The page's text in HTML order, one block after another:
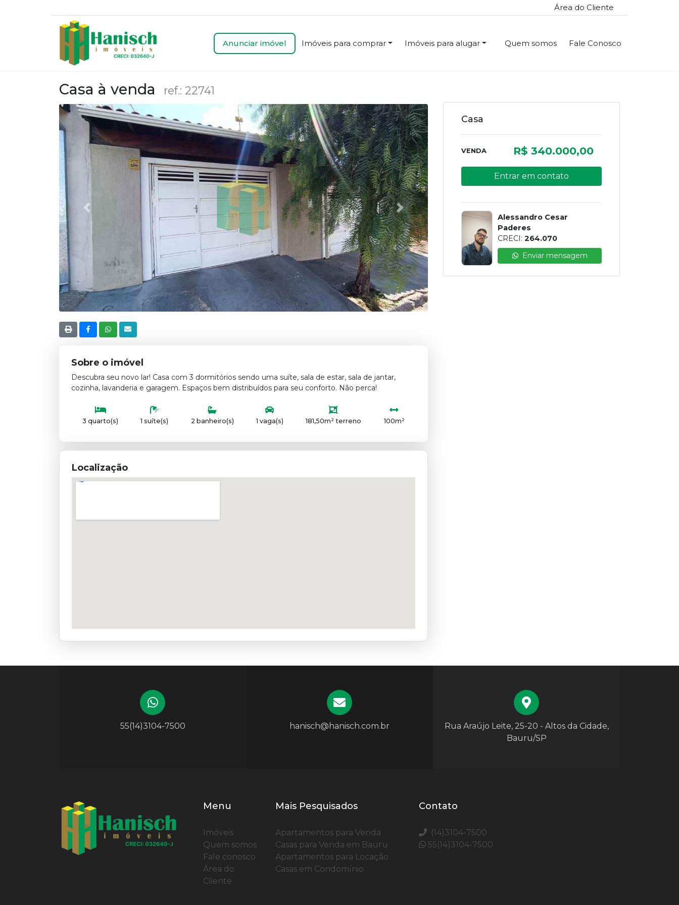
Área do Cliente
Anunciar imóvel Imóveis para comprar Imóveis para alugar Quem somos Fale Conosco
Casa à venda ref.: 22741
Anterior Próximo
Sobre o imóvel
Descubra seu novo lar! Casa com 3 dormitórios sendo uma suíte, sala de estar, sala de jantar,
cozinha, lavanderia e garagem. Espaços bem distribuídos para seu conforto. Não perca!
3 quarto(s) 1 suíte(s) 2 banheiro(s) 1 vaga(s) 181,50m² terreno 100m²
Localização
Casa
VENDA R$ 340.000,00
Entrar em contato
Alessandro Cesar
Paderes
CRECI: 264.070
Enviar mensagem
55(14)3104-7500 hanisch@hanisch.com.br
Rua Araújo Leite, 25-20 - Altos da Cidade,
Bauru/SP
Menu
Imóveis
Quem somos
Fale conosco
Área do
Cliente
Mais Pesquisados
Apartamentos para Venda
Casas para Venda em Bauru
Apartamentos para Locação
Casas em Condomínio
Contato
(14)3104-7500
55(14)3104-7500